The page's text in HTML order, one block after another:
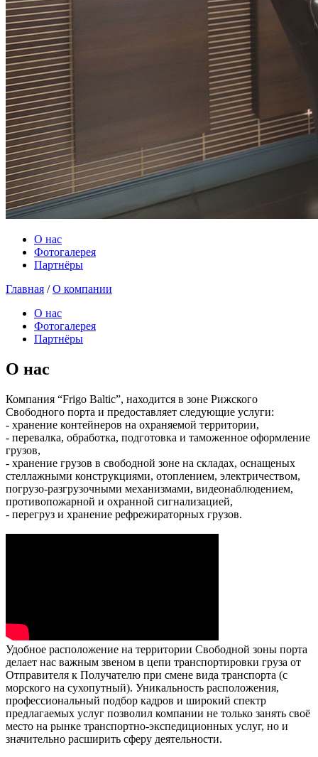
О нас
Фотогалерея
Партнёры
Главная / О компании
О нас
Фотогалерея
Партнёры
О нас
Компания “Frigo Baltic”, находится в зоне Рижского
Свободного порта и предоставляет следующие услуги:
- хранение контейнеров на охраняемой территории,
- перевалка, обработка, подготовка и таможенное оформление
грузов,
- хранение грузов в свободной зоне на складах, оснащеных
стеллажными конструкциями, отоплением, электричеством,
погрузо-разгрузочными механизмами, видеонаблюдением,
противопожарной и охранной сигнализацией,
- перегруз и хранение рефрежираторных грузов.
Удобное расположение на территории Свободной зоны порта
делает нас важным звеном в цепи транспортировки груза от
Отправителя к Получателю при смене вида транспорта (с
морского на сухопутный). Уникальность расположения,
профессиональный подбор кадров и широкий спектр
предлагаемых услуг позволил компании не только занять своё
место на рынке транспортно-экспедиционных услуг, но и
значительно расширить сферу деятельности.